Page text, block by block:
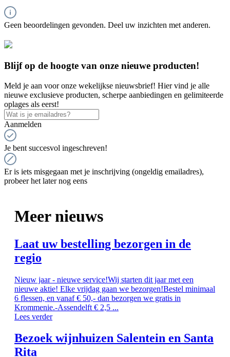
Geen beoordelingen gevonden. Deel uw inzichten met anderen.
Blijf op de hoogte van onze nieuwe producten!
Meld je aan voor onze wekelijkse nieuwsbrief! Hier vind je alle
nieuwe exclusieve producten, scherpe aanbiedingen en gelimiteerde
oplages als eerst!
Aanmelden
Je bent succesvol ingeschreven!
Er is iets misgegaan met je inschrijving (ongeldig emailadres),
probeer het later nog eens
Meer nieuws
Laat uw bestelling bezorgen in de
regio
Nieuw jaar - nieuwe service!Wij starten dit jaar met een
nieuwe aktie! Elke vrijdag gaan we bezorgen!Bestel minimaal
6 flessen, en vanaf € 50,- dan bezorgen we gratis in
Krommenie.-Assendelft € 2,5 ...
Lees verder
Bezoek wijnhuizen Salentein en Santa
Rita